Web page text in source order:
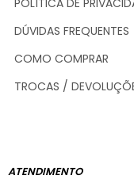
POLÍTICA DE
DÚVIDAS FREQUENTES
COMO COMPRAR
TROCAS /
ATENDIMENTO